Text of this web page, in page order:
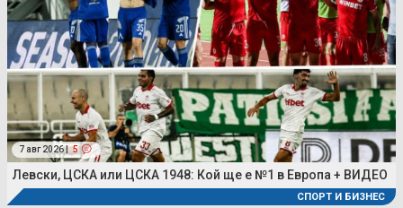
7 авг 2026 | 5
Левски, ЦСКА или ЦСКА 1948: Кой ще е №1 в Европа + ВИДЕО
СПОРТ И БИЗНЕС